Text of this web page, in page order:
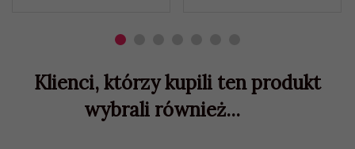
Klienci, którzy kupili ten produkt
wybrali również...